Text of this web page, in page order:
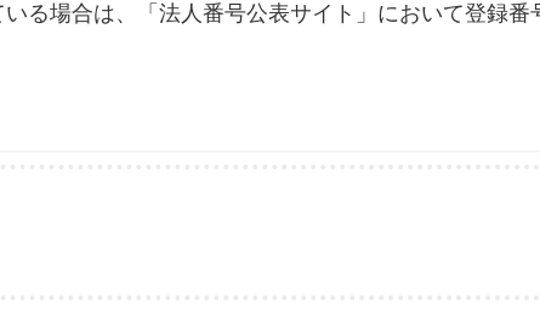
る場合は、「法人番号公表サイト」において登録番